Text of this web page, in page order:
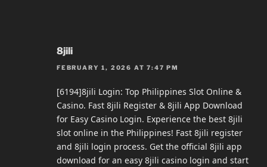
8jili
FEBRUARY 1, 2026 AT 7:47 PM
[6194]8jili Login: Top Philippines Slot Online &
Casino. Fast 8jili Register & 8jili App Download
for Easy Casino Login. Experience the best 8jili
slot online in the Philippines! Fast 8jili register
and 8jili login process. Get the official 8jili app
download for an easy 8jili casino login and start